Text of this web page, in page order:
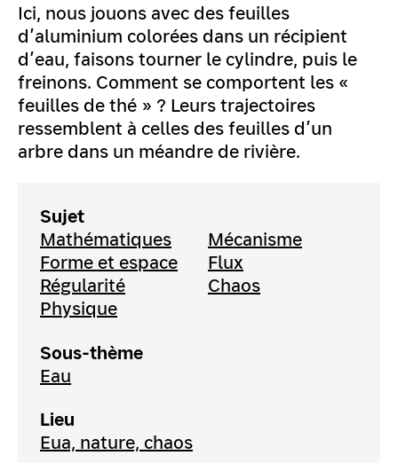
Ici, nous jouons avec des feuilles
d’aluminium colorées dans un récipient
d’eau, faisons tourner le cylindre, puis le
freinons. Comment se comportent les «
feuilles de thé » ? Leurs trajectoires
ressemblent à celles des feuilles d’un
arbre dans un méandre de rivière.
Sujet
Mathématiques
Forme et espace
Régularité
Physique
Mécanisme
Flux
Chaos
Sous-thème
Eau
Lieu
Eua, nature, chaos